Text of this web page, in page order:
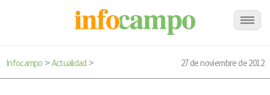
Infocampo > Actualidad > 27 de noviembre de 2012